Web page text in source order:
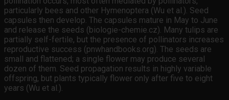
particularly bees and other Hymenoptera (Wu et al.). Seed
capsules then develop. The capsules mature in May to June
and release the seeds (biologie-chemie.cz). Many tulips are
partially self-fertile, but the presence of pollinators increases
reproductive success (pnwhandbooks.org). The seeds are
small and flattened; a single flower may produce several
dozen of them. Seed propagation results in highly variable
offspring, but plants typically flower only after five to eight
years (Wu et al.).